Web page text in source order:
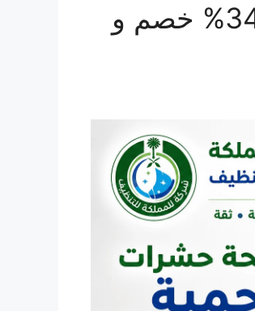
شركة مكافحة حشرات بالمزاحمية بـ 34% خصم و